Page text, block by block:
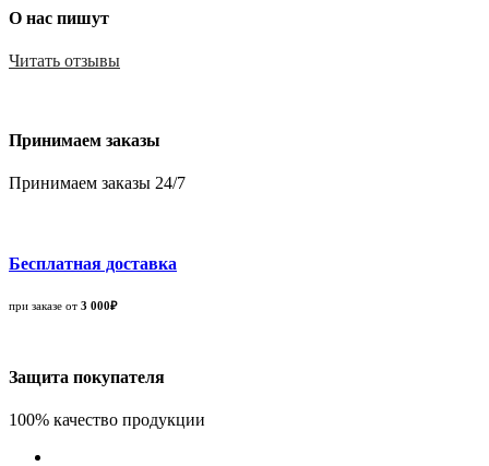
О нас пишут
Читать отзывы
Принимаем заказы
Принимаем заказы 24/7
Бесплатная доставка
при заказе от 3 000₽
Защита покупателя
100% качество продукции